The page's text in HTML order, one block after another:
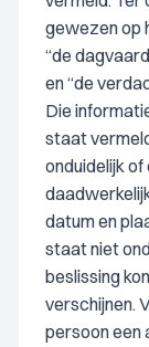
gewezen op
“de
en “de
Die
staat
onduidelijk
datum en
staat niet
beslissing
verschijnen.
persoon een